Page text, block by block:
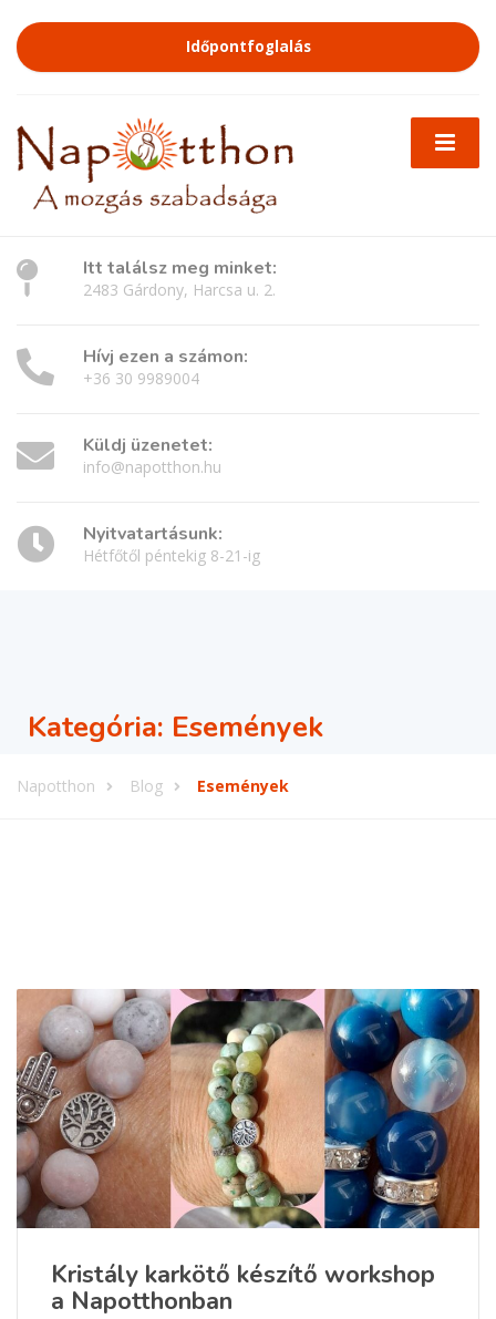
Időpontfoglalás
Itt találsz meg minket:
2483 Gárdony, Harcsa u. 2.
Hívj ezen a számon:
+36 30 9989004
Küldj üzenetet:
info@napotthon.hu
Nyitvatartásunk:
Hétfőtől péntekig 8-21-ig
Kategória: Események
Napotthon Blog Események
Kristály karkötő készítő workshop
a Napotthonban